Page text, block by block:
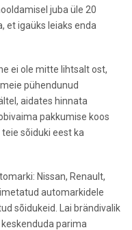
juba üle 20
et igaüks leiaks enda
ei ole mitte lihtsalt ost,
pühendunud
aidates hinnata
pakkumise koos
sõiduki eest ka
Nissan, Renault,
automarkidele
sõidukeid. Lai brändivalik
parima